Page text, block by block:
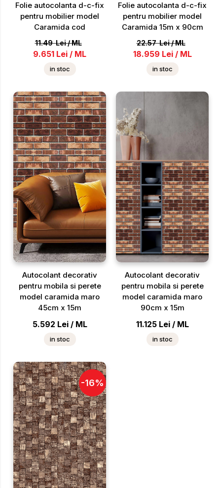
Folie autocolanta d-c-fix
pentru mobilier model
Caramida cod
11.49 Lei/ML
9.651 Lei / ML
in stoc
Folie autocolanta d-c-fix
pentru mobilier model
Caramida 15m x 90cm
22.57 Lei/ML
18.959 Lei / ML
in stoc
Autocolant decorativ
pentru mobila si perete
model caramida maro
45cm x 15m
5.592 Lei / ML
in stoc
Autocolant decorativ
pentru mobila si perete
model caramida maro
90cm x 15m
11.125 Lei / ML
in stoc
-16%